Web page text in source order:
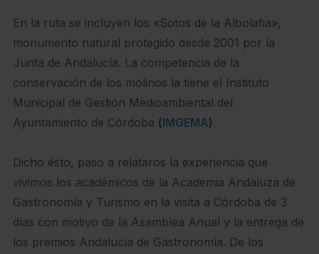
En la ruta se incluyen los «Sotos de la Albolafia»,
monumento natural protegido desde 2001 por la
Junta de Andalucía. La competencia de la
conservación de los molinos la tiene el Instituto
Municipal de Gestión Medioambiental del
Ayuntamiento de Córdoba (IMGEMA).
Dicho ésto, paso a relataros la experiencia que
vivimos los académicos de la Academia Andaluza de
Gastronomía y Turismo en la visita a Córdoba de 3
días con motivo de la Asamblea Anual y la entrega de
los premios Andalucía de Gastronomía. De los